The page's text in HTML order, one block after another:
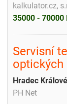
kalkulator.cz,
35000 - 70000
Servisní
optických
Hradec Králové
PH Net